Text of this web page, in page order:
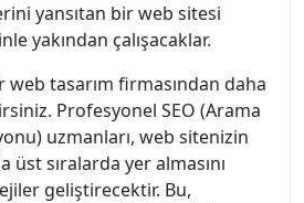
yansıtan bir web sitesi
yakından çalışacaklar.
tasarım firmasından daha
Profesyonel SEO (Arama
uzmanları, web sitenizin
sıralarda yer almasını
geliştirecektir. Bu,